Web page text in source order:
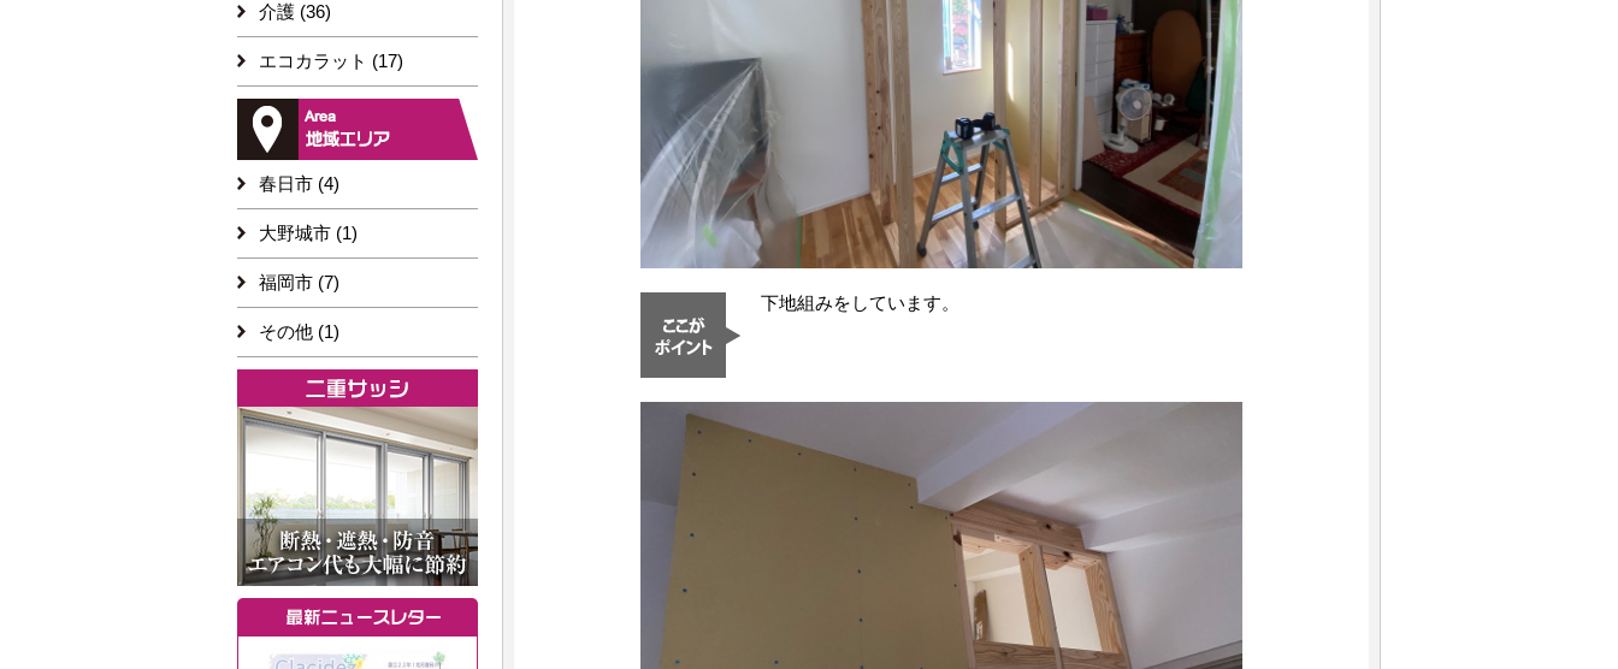
下地組みをしています。
介護 (36)
エコカラット (17)
春日市 (4)
大野城市 (1)
福岡市 (7)
その他 (1)